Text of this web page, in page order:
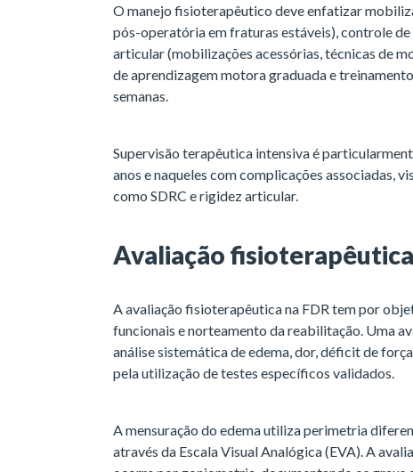
O manejo fisioterapêutico deve enfatizar
pós-operatória em fraturas estáveis), controle
articular (mobilizações acessórias, técnicas de
de aprendizagem motora graduada e
semanas.
Supervisão terapêutica intensiva é
anos e naqueles com complicações associadas,
como SDRC e rigidez articular.
Avaliação fisioterapêutica
A avaliação fisioterapêutica na FDR tem por
funcionais e norteamento da reabilitação. Uma
análise sistemática de edema, dor, déficit de
pela utilização de testes específicos validados.
A mensuração do edema utiliza perimetria
através da Escala Visual Analógica (EVA). A